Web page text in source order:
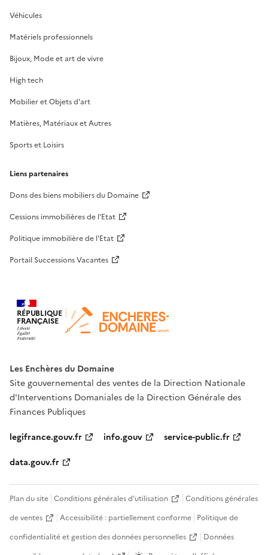
Véhicules
Matériels professionnels
Bijoux, Mode et art de vivre
High tech
Mobilier et Objets d'art
Matières, Matériaux et Autres
Sports et Loisirs
Liens partenaires
Dons des biens mobiliers du Domaine
Cessions immobilières de l'Etat
Politique immobilière de l'Etat
Portail Successions Vacantes
RÉPUBLIQUE
FRANÇAISE
Les Enchères du Domaine
Site gouvernemental des ventes de la Direction Nationale
d'Interventions Domaniales de la Direction Générale des
Finances Publiques
legifrance.gouv.fr
info.gouv
service-public.fr
data.gouv.fr
Plan du site Conditions générales d'utilisation
Conditions générales
de ventes
Accessibilité : partiellement conforme Politique de
confidentialité et gestion des données personnelles
Données